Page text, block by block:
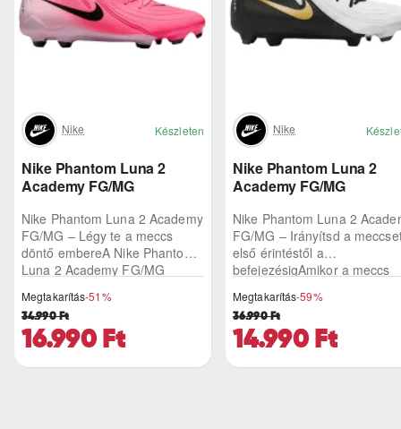
Nike Készleten
Nike Phantom Luna 2
Academy FG/MG
Nike Phantom Luna 2 Academy
FG/MG – Légy te a meccs
döntő embereA Nike Phantom
Luna 2 Academy FG/MG
a támadások középp..
Megtakarítás-51%
16.990 Ft
34.990 Ft
Nike
Nike Phantom Luna 2
Academy FG/MG
Nike Phantom Luna 2
FG/MG – Irányítsd a
első érintéstől a
befejezésigAmikor a meccs
labdaátvétel dönt..
Megtakarítás-59%
14.990 Ft
36.990 Ft